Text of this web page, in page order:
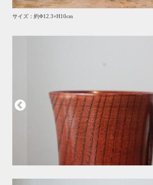
サイズ：約Φ12.3×H10cm